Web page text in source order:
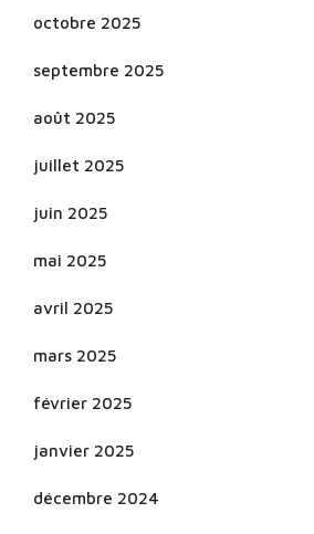
octobre 2025
septembre 2025
août 2025
juillet 2025
juin 2025
mai 2025
avril 2025
mars 2025
février 2025
janvier 2025
décembre 2024